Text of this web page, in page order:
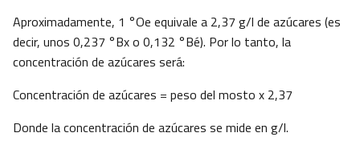
Aproximadamente, 1 °Oe equivale a 2,37 g/l de azúcares (es
decir, unos 0,237 °Bx o 0,132 °Bé). Por lo tanto, la
concentración de azúcares será:
Concentración de azúcares = peso del mosto x 2,37
Donde la concentración de azúcares se mide en g/l.